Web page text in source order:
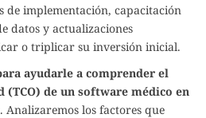
de implementación, capacitación
datos y actualizaciones
o triplicar su inversión inicial.
ayudarle a comprender el
de un software médico en
. Analizaremos los factores que